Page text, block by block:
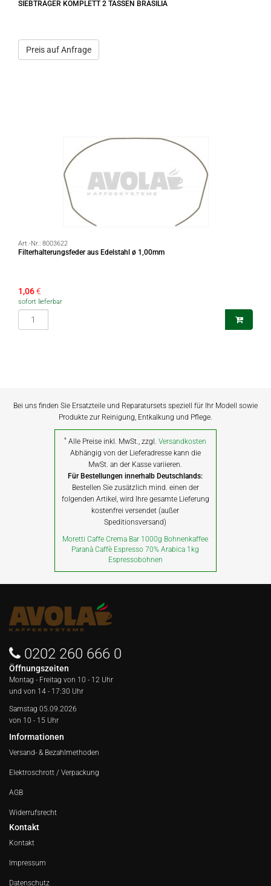
SIEBTRÄGER KOMPLETT 2 TASSEN BRASILIA
Preis auf Anfrage
Art.-Nr.: 8003622
Filterhalterungsfeder aus Edelstahl ø 1,00mm
1,06€
sofort lieferbar
Bei uns finden Sie Ersatzteile und Reparatursets speziell für Ihr Modell sowie
Produkte zur Reinigung, Entkalkung und Pflege.
* Alle Preise inkl. MwSt., zzgl.Versandkosten
Abhängig von der Lieferadresse kann die
MwSt. an der Kasse variieren.
Für Bestellungen innerhalb Deutschlands:
Bestellen Sie zusätzlich mind. einen der
folgenden Artikel, wird Ihre gesamte Lieferung
kostenfrei versendet (außer
Speditionsversand)
Moretti Caffe Crema Bar 1000g Bohnenkaffee
Paranà Caffè Espresso 70% Arabica 1kg
Espressobohnen
0202 260 666 0
Öffnungszeiten
Montag - Freitag von 10 - 12 Uhr
und von 14 - 17:30 Uhr
Samstag 05.09.2026
von 10 - 15 Uhr
Informationen
Versand- & Bezahlmethoden
Elektroschrott / Verpackung
AGB
Widerrufsrecht
Kontakt
Kontakt
Impressum
Datenschutz